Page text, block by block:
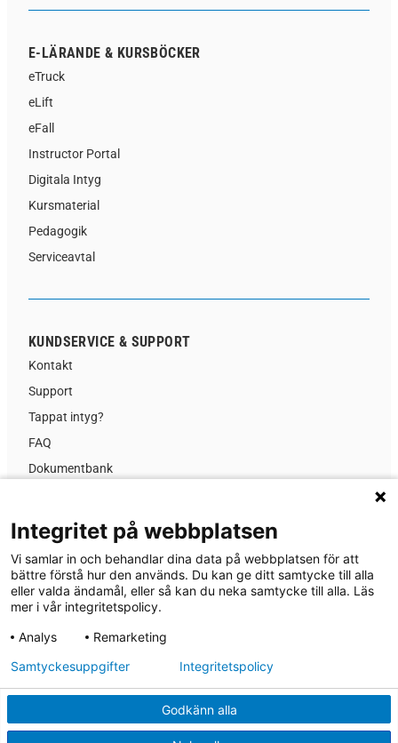
E-LÄRANDE & KURSBÖCKER
eTruck
eLift
eFall
Instructor Portal
Digitala Intyg
Kursmaterial
Pedagogik
Serviceavtal
KUNDSERVICE & SUPPORT
Kontakt
Support
Tappat intyg?
FAQ
Dokumentbank
GDPR
Nyheter
Om MA-system Utbildning
® 2026 MA-system Utbildning
Dataskyddspolicy
Integritet på webbplatsen
Vi samlar in och behandlar dina data på webbplatsen för att
bättre förstå hur den används. Du kan ge ditt samtycke till alla
eller valda ändamål, eller så kan du neka samtycke till alla. Läs
mer i vår integritetspolicy.
Analys
Remarketing
Godkänn alla
Samtyckesuppgifter Integritetspolicy